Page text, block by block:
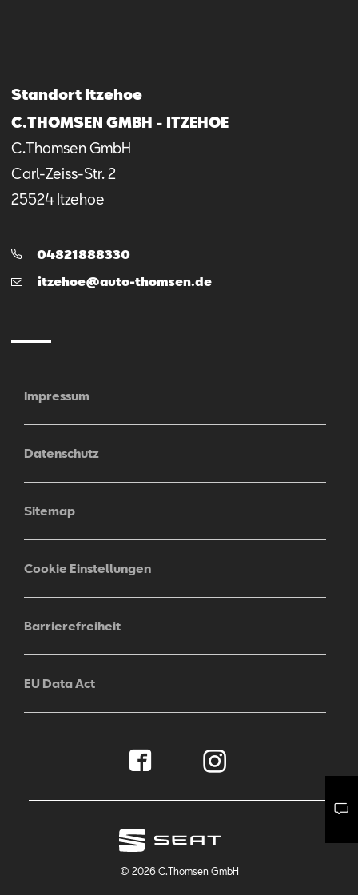
Kontaktformular
Standort Itzehoe
C.THOMSEN GMBH - ITZEHOE
C.Thomsen GmbH
Carl-Zeiss-Str.2
25524 Itzehoe
Telefon:
04821888330
E-
itzehoe@auto-thomsen.de
© 2026 C.Thomsen GmbH
Impressum
Datenschutz
Sitemap
Cookie Einstellungen
Barrierefreiheit
EU Data Act